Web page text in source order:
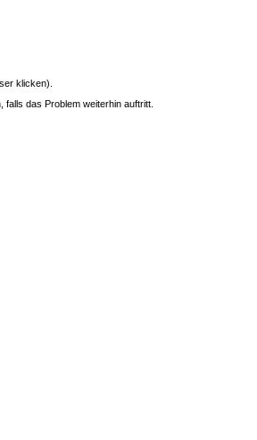
klicken).
das Problem weiterhin auftritt.